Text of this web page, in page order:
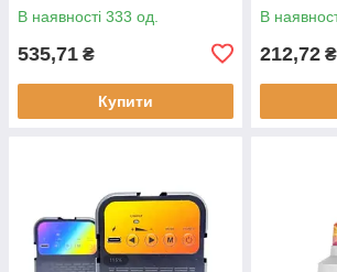
В наявності 333 од.
535,71 ₴
Купити
мови ·
комп'ютер
В
212,72 ₴